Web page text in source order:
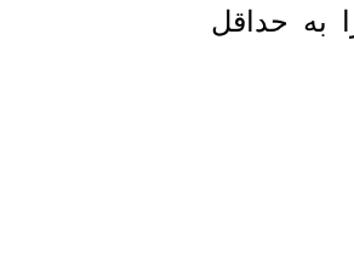
به حداقل